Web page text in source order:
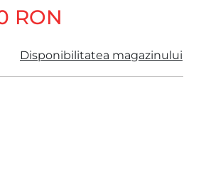
RON
Disponibilitatea magazinului